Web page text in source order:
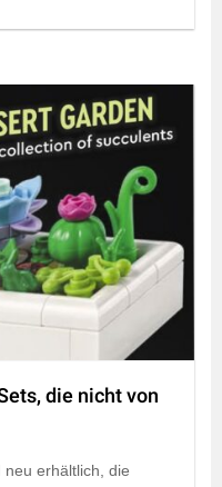
die nicht von
neu erhältlich, die